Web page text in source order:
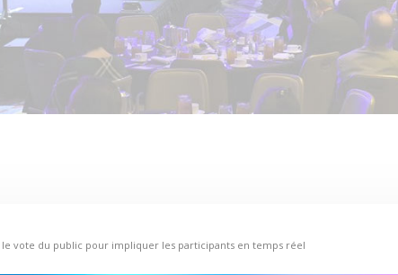
vote du public pour impliquer les participants en temps réel